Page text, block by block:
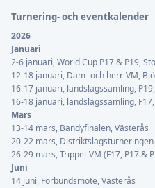
Turnering- och eventkalender
2026
Januari
2-6 januari, World Cup P17 & P19,
12-18 januari, Dam- och herr-VM,
16-17 januari, landslagssamling,
16-18 januari, landslagssamling,
Mars
13-14 mars, Bandyfinalen, Västerås
20-22 mars, Distriktslagsturneringen
26-29 mars, Trippel-VM (F17, P17 &
Juni
14 juni, Förbundsmöte, Västerås